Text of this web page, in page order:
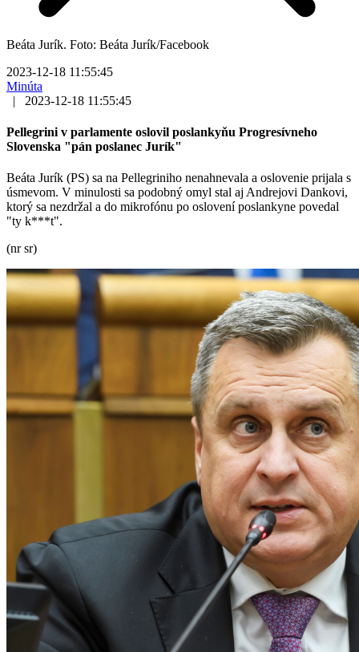
Beáta Jurík. Foto: Beáta Jurík/Facebook
2023-12-18 11:55:45
Minúta
|
2023-12-18 11:55:45
Pellegrini v parlamente oslovil poslankyňu Progresívneho
Slovenska "pán poslanec Jurík"
Beáta Jurík (PS) sa na Pellegriniho nenahnevala a oslovenie prijala s
úsmevom. V minulosti sa podobný omyl stal aj Andrejovi Dankovi,
ktorý sa nezdržal a do mikrofónu po oslovení poslankyne povedal
"ty k***t".
(nr sr)